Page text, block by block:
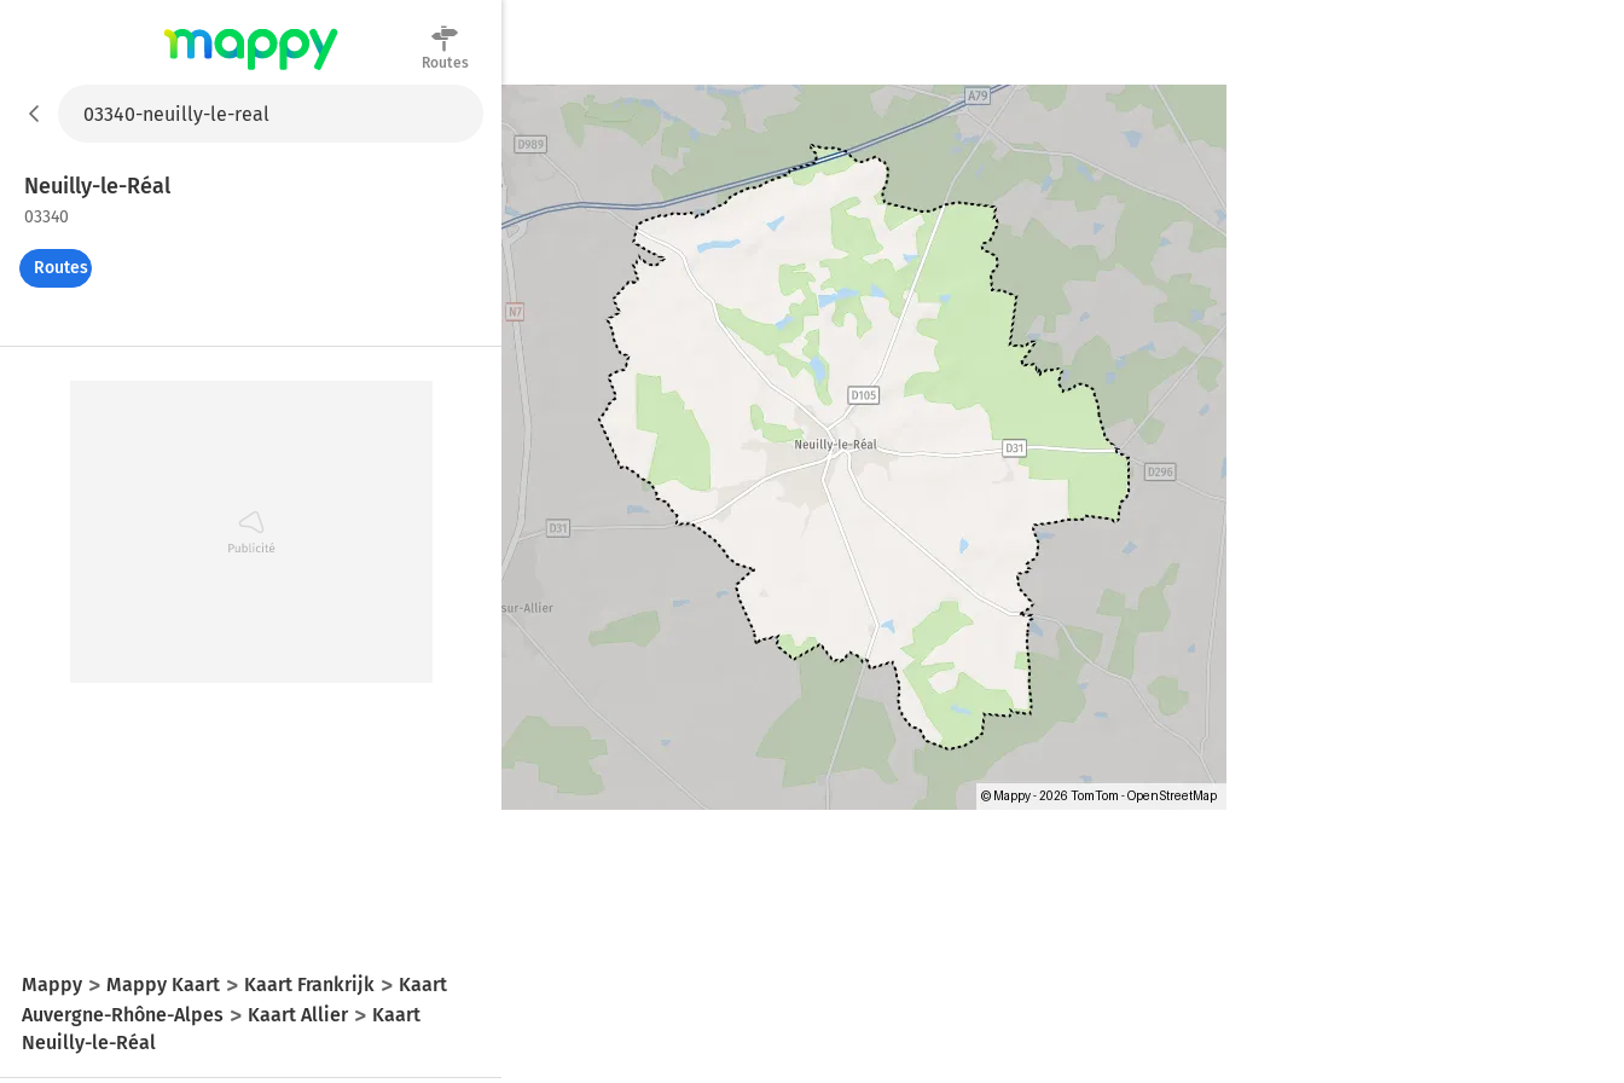
Routes
Neuilly-le-Réal
03340
Routes
Mappy Mappy Kaart Kaart Frankrijk
Kaart
Auvergne-Rhône-Alpes
Kaart Allier
Kaart
Neuilly-le-Réal